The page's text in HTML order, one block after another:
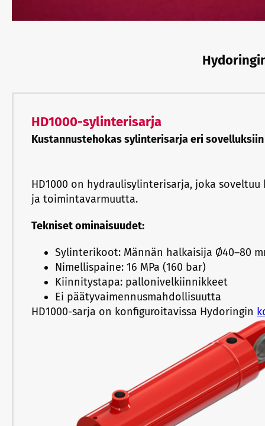
HD1000-sylinterisarja
Kustannustehokas sylinterisarja eri sovelluksiin
HD1000 on hydraulisylinterisarja, joka
ja toimintavarmuutta.
Tekniset ominaisuudet:
Sylinterikoot: Männän halkaisija Ø40–80
Nimellispaine: 16 MPa (160 bar)
Kiinnitystapa: pallonivelkiinnikkeet
Ei päätyvaimennusmahdollisuutta
HD1000-sarja on konfiguroitavissa Hydoringin